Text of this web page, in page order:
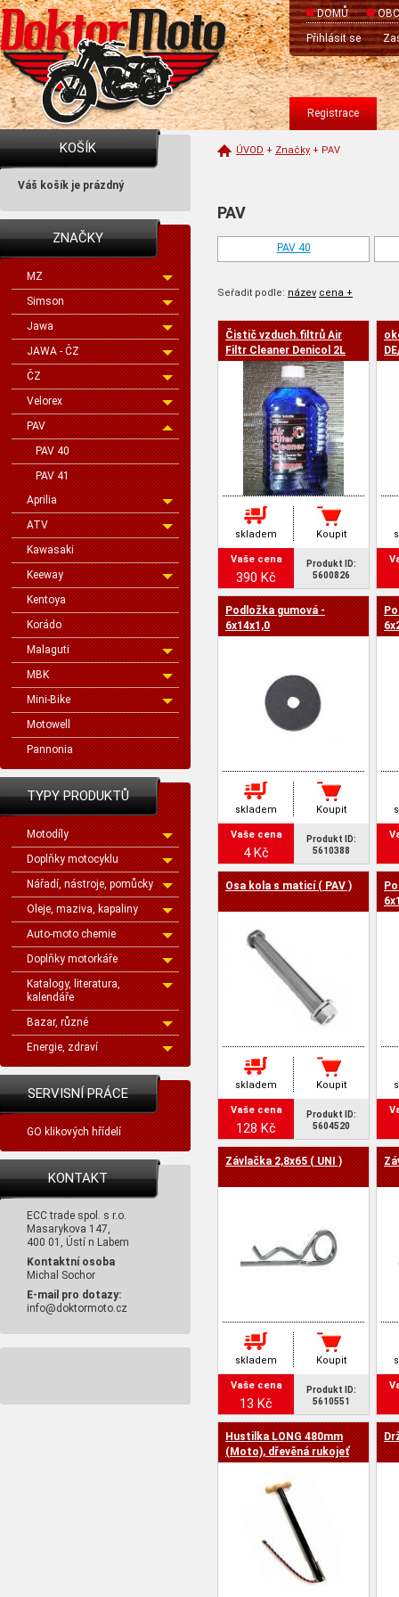
DOMŮ
Přihlásit se
Registrace
KOŠÍK
Váš košík je prázdný
ZNAČKY
MZ
Simson
Jawa
JAWA - ČZ
ČZ
Velorex
PAV
PAV 40
PAV 41
Aprilia
ATV
Kawasaki
Keeway
Kentoya
Korádo
Malaguti
MBK
Mini-Bike
Motowell
Pannonia
TYPY PRODUKTŮ
Motodíly
Doplňky motocyklu
Nářadí, nástroje, pomůcky
Oleje, maziva, kapaliny
Auto-moto chemie
Doplňky motorkáře
Katalogy, literatura,
kalendáře
Bazar, různé
Energie, zdraví
SERVISNÍ PRÁCE
GO klikových hřídelí
KONTAKT
ECC trade spol. s r.o.
Masarykova 147,
400 01, Ústí n Labem
Kontaktní osoba
Michal Sochor
E-mail pro dotazy:
info@doktormoto.cz
ÚVOD + Značky + PAV
PAV
PAV 40
Seřadit podle: název cena +
cena -
Čistič vzduch.filtrů Air
Filtr Cleaner Denicol 2L
skladem Koupit
Vaše cena
390 Kč
Produkt ID:
5600826
Podložka gumová -
6x14x1,0
skladem Koupit
Vaše cena
4 Kč
Produkt ID:
5610388
Osa kola s maticí ( PAV )
skladem Koupit
Vaše cena
128 Kč
Produkt ID:
5604520
Závlačka 2,8x65 ( UNI )
skladem Koupit
Vaše cena
13 Kč
Produkt ID:
5610551
Hustilka LONG 480mm
(Moto), dřevěná rukojeť